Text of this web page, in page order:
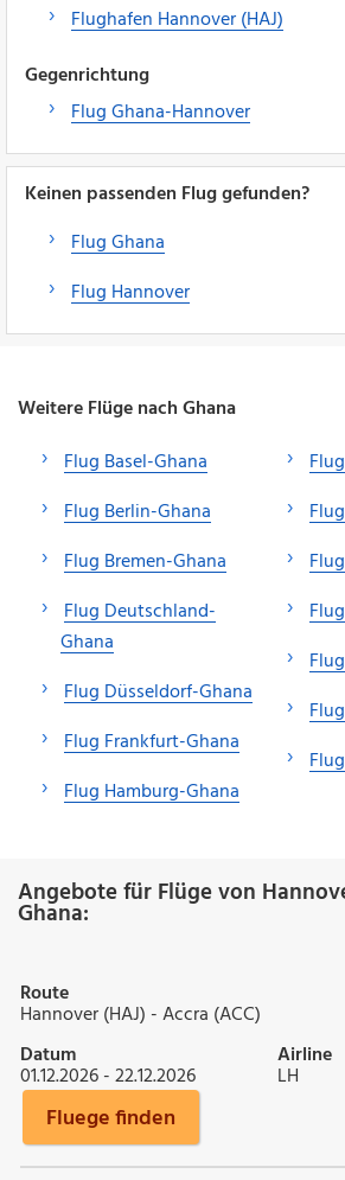
Flughafen Hannover (HAJ)
Gegenrichtung
Flug Ghana-Hannover
Keinen passenden Flug gefunden?
Flug Ghana
Flug Hannover
Weitere Flüge nach Ghana
Flug Basel-Ghana
Flug Berlin-Ghana
Flug Bremen-Ghana
Flug Deutschland-
Ghana
Flug Düsseldorf-Ghana
Flug Frankfurt-Ghana
Flug Hamburg-Ghana
Angebote für Flüge von
Ghana:
Route
Hannover (HAJ) - Accra (ACC)
Datum
01.12.2026 - 22.12.2026
Airline
LH
Fluege finden